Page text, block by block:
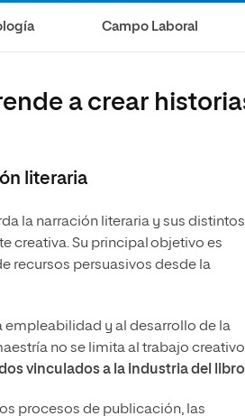
Campo Laboral
a crear
literaria
la narración literaria y sus distintos
creativa. Su principal objetivo es
recursos persuasivos desde la
empleabilidad y al desarrollo de la
no se limita al trabajo
vinculados a la industria del
procesos de publicación, las